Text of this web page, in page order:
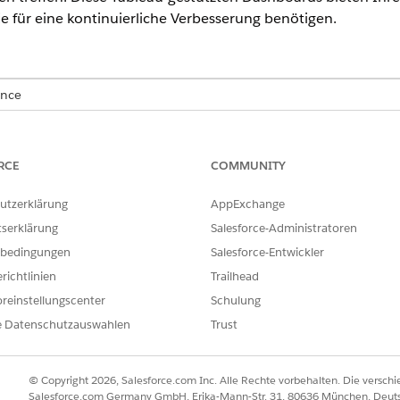
für eine kontinuierliche Verbesserung benötigen.
Analytics-Dashboards
Dashboards
IT Service Intelligence" erhalten Sie wertvolle Statistiken und
verbessern. Greifen Sie auf Dashboards wie Vorfall,
nutzen.
DIESES ARTIKELS LÖSEN?
uns verbessern können.
Datenschutzauswahlen
COMMUNITY
AppExchange
Salesforce-Administratoren
Salesforce-Entwickler
Trailhead
Schulung
Trust
© Copyright 2026, Salesforce.com Inc. Alle Rechte vorbehalten. Die
Salesforce.com Germany GmbH, Erika-Mann-Str. 31, 80636 München,